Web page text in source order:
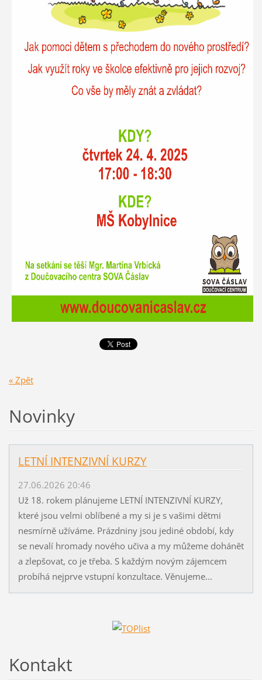
« Zpět
Novinky
LETNÍ INTENZIVNÍ KURZY
27.06.2026 20:46
Už 18. rokem plánujeme LETNÍ INTENZIVNÍ KURZY,
které jsou velmi oblíbené a my si je s vašimi dětmi
nesmírně užíváme. Prázdniny jsou jediné období, kdy
se nevalí hromady nového učiva a my můžeme dohánět
a zlepšovat, co je třeba. S každým novým zájemcem
probíhá nejprve vstupní konzultace. Věnujeme...
Kontakt